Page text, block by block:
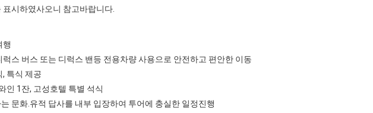
시하였사오니 참고바랍니다.
행
스 버스 또는 디럭스 밴등 전용차량 사용으로 안전하고 편안한 이동
특식 제공
인 1잔, 고성호텔 특별 석식
문화.유적 답사를 내부 입장하여 투어에 충실한 일정진행